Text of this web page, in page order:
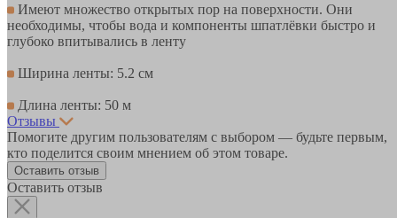
Имеют множество открытых пор на поверхности. Они
необходимы, чтобы вода и компоненты шпатлёвки быстро и
глубоко впитывались в ленту
Ширина ленты: 5.2 см
Длина ленты: 50 м
Отзывы
Помогите другим пользователям с выбором — будьте первым,
кто поделится своим мнением об этом товаре.
Оставить отзыв
Оставить отзыв